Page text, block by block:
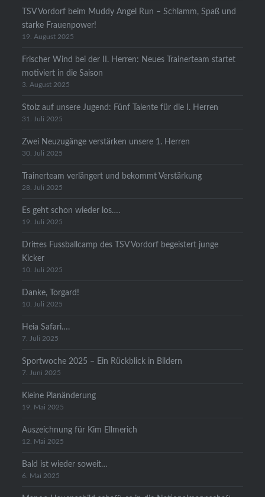
TSV Vordorf beim Muddy Angel Run – Schlamm, Spaß und
starke Frauenpower!
19. August 2025
Frischer Wind bei der II. Herren: Neues Trainerteam startet
motiviert in die Saison
3. August 2025
Stolz auf unsere Jugend: Fünf Talente für die I. Herren
31. Juli 2025
Zwei Neuzugänge verstärken unsere 1. Herren
30. Juli 2025
Trainerteam verlängert und bekommt Verstärkung
28. Juli 2025
Es geht schon wieder los….
19. Juli 2025
Drittes Fussballcamp des TSV Vordorf begeistert junge
Kicker
10. Juli 2025
Danke, Torgard!
10. Juli 2025
Heia Safari….
7. Juli 2025
Sportwoche 2025 – Ein Rückblick in Bildern
7. Juni 2025
Kleine Planänderung
19. Mai 2025
Auszeichnung für Kim Ellmerich
12. Mai 2025
Bald ist wieder soweit…
6. Mai 2025